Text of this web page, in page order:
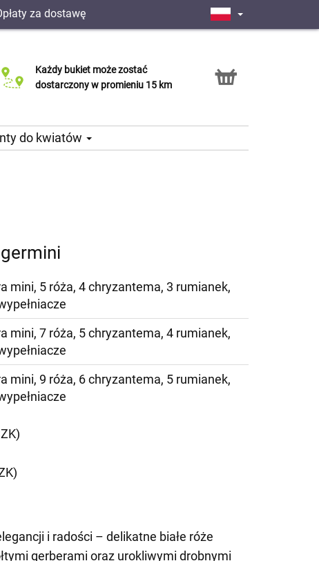
za dostawę
Każdy bukiet może zostać
dostarczony w promieniu 15 km
Usługa Click & Collect
do kwiatów
germini
mini, 5 róża, 4 chryzantema, 3 rumianek,
mini, 7 róża, 5 chryzantema, 4 rumianek,
mini, 9 róża, 6 chryzantema, 5 rumianek,
i radości – delikatne białe róże
gerberami oraz urokliwymi drobnymi